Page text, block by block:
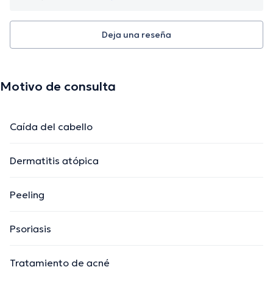
Deja una reseña
Motivo de consulta
Caída del cabello
Dermatitis atópica
Peeling
Psoriasis
Tratamiento de acné